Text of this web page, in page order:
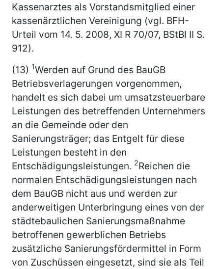
Kassenarztes als Vorstandsmitglied einer
kassenärztlichen Vereinigung (vgl. BFH-
Urteil vom 14. 5. 2008, XI R 70/07, BStBl II S.
912).
(13) 1Werden auf Grund des BauGB
Betriebsverlagerungen vorgenommen,
handelt es sich dabei um umsatzsteuerbare
Leistungen des betreffenden Unternehmers
an die Gemeinde oder den
Sanierungsträger; das Entgelt für diese
Leistungen besteht in den
Entschädigungsleistungen. 2Reichen die
normalen Entschädigungsleistungen nach
dem BauGB nicht aus und werden zur
anderweitigen Unterbringung eines von der
städtebaulichen Sanierungsmaßnahme
betroffenen gewerblichen Betriebs
zusätzliche Sanierungsfördermittel in Form
von Zuschüssen eingesetzt, sind sie als Teil